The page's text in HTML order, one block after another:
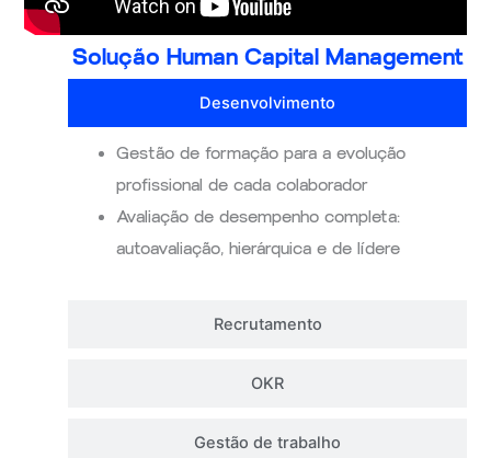
Solução Human Capital Management
Desenvolvimento
Recrutamento
OKR
Gestão de trabalho
Gestão de formação para a evolução
profissional de cada colaborador
Avaliação de desempenho completa:
autoavaliação, hierárquica e de lídere